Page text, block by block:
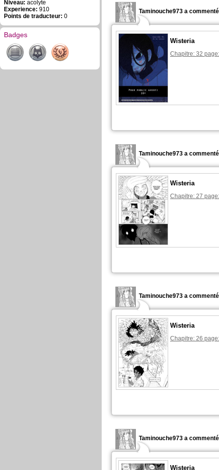
Niveau: acolyte
Experience: 910
Points de traducteur: 0
Badges
Taminouche973 a
Wisteria
Chapitre: 32
Taminouche973 a
Wisteria
Chapitre: 27
Taminouche973 a
Wisteria
Chapitre: 26
Taminouche973 a
Wisteria